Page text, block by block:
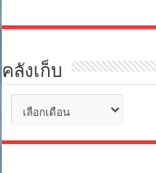
คลังเก็บ
เก็บ